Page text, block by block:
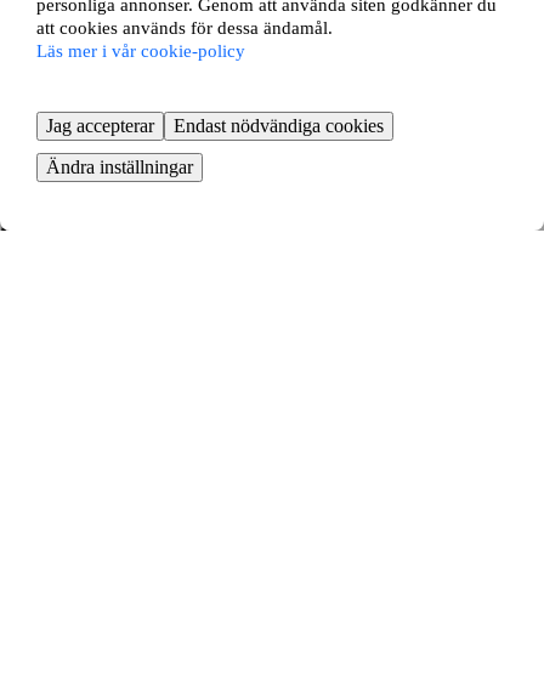
personliga annonser. Genom att använda siten godkänner du
att cookies används för dessa ändamål.
Läs mer i vår cookie-policy
Jag accepterar
Endast nödvändiga cookies
Ändra inställningar
7800kr/mån
Bispmotalagatan 1
Smålandsängen, Motala
3 rok ∙62 kvm
5700kr/mån
Områden i närheten av Ljungsbro